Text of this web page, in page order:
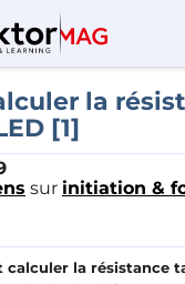
la
[1]
sur initiation &